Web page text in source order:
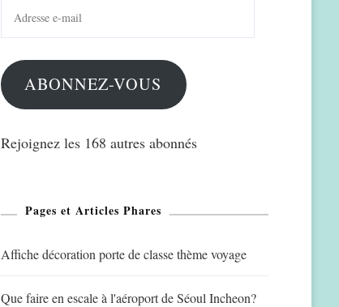
mail
ABONNEZ-VOUS
Rejoignez les 168 autres abonnés
Pages et Articles Phares
Affiche décoration porte de classe thème voyage
Que faire en escale à l'aéroport de Séoul Incheon?